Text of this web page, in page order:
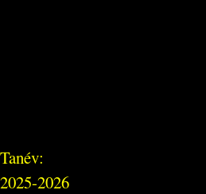
Tanév:
2025-2026